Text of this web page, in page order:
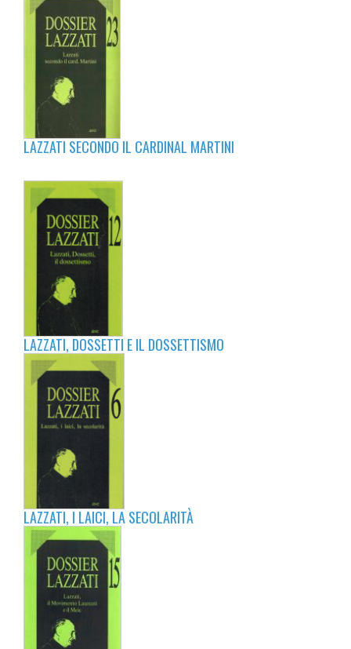
LAZZATI SECONDO IL CARDINAL MARTINI
LAZZATI, DOSSETTI E IL DOSSETTISMO
LAZZATI, I LAICI, LA SECOLARITÀ